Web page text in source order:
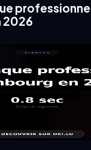
2026